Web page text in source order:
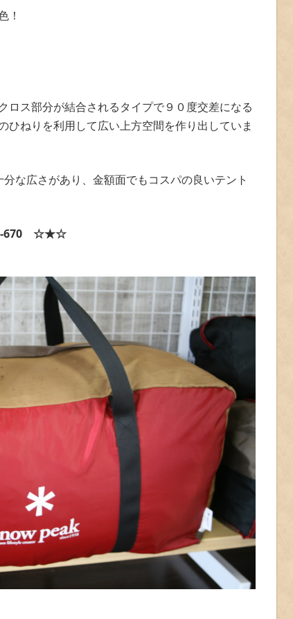
！
ロス部分が結合されるタイプで９０度交差になる
ひねりを利用して広い上方空間を作り出していま
な広さがあり、金額面でもコスパの良いテント
670 ☆★☆